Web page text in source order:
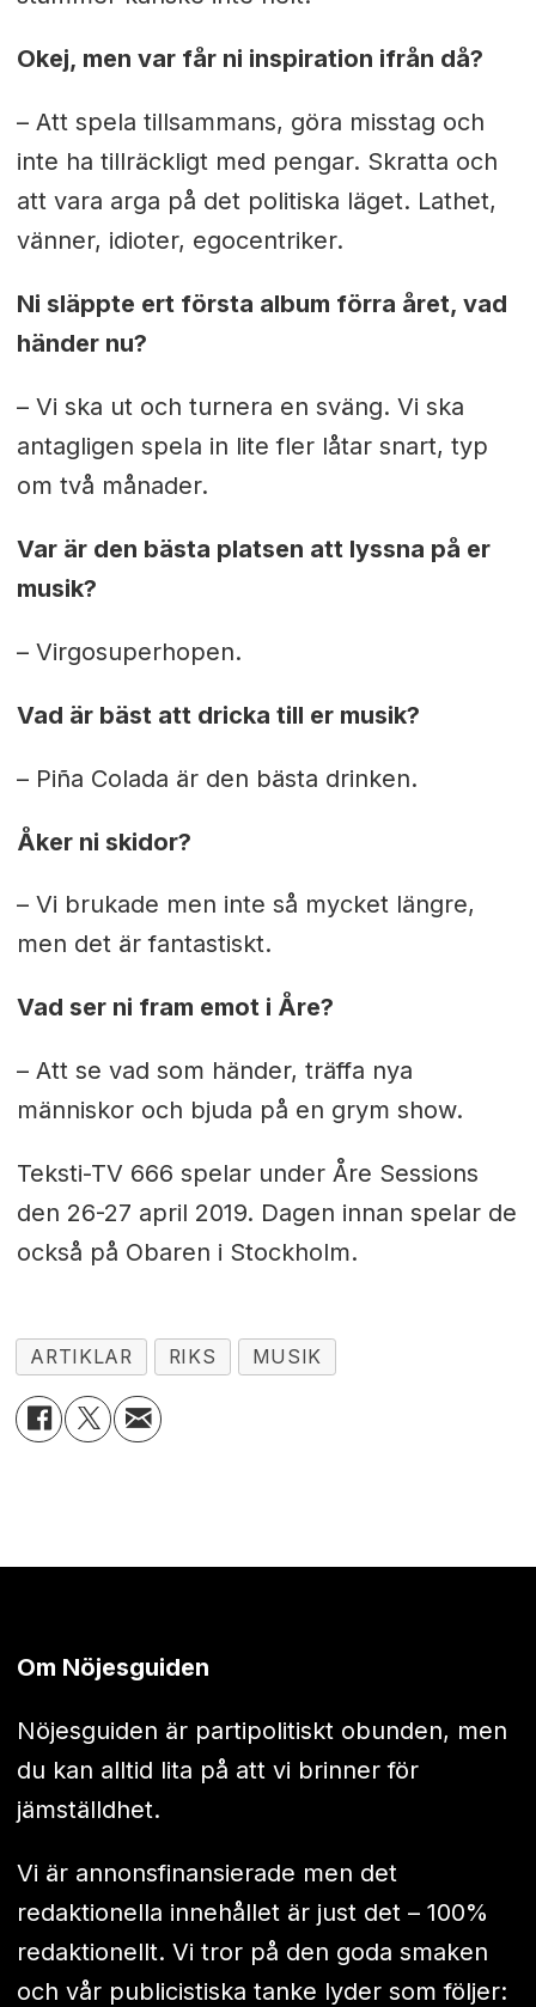
Okej, men var får ni inspiration ifrån då?
– Att spela tillsammans, göra misstag och
inte ha tillräckligt med pengar. Skratta och
att vara arga på det politiska läget. Lathet,
vänner, idioter, egocentriker.
Ni släppte ert första album förra året, vad
händer nu?
– Vi ska ut och turnera en sväng. Vi ska
antagligen spela in lite fler låtar snart, typ
om två månader.
Var är den bästa platsen att lyssna på er
musik?
– Virgosuperhopen.
Vad är bäst att dricka till er musik?
– Piña Colada är den bästa drinken.
Åker ni skidor?
– Vi brukade men inte så mycket längre,
men det är fantastiskt.
Vad ser ni fram emot i Åre?
– Att se vad som händer, träffa nya
människor och bjuda på en grym show.
Teksti-TV 666 spelar under Åre Sessions
den 26-27 april 2019. Dagen innan spelar de
också på Obaren i Stockholm.
ARTIKLAR RIKS MUSIK
Om Nöjesguiden
Nöjesguiden är partipolitiskt obunden, men
du kan alltid lita på att vi brinner för
jämställdhet.
Vi är annonsfinansierade men det
redaktionella innehållet är just det – 100%
redaktionellt. Vi tror på den goda smaken
och vår publicistiska tanke lyder som följer: